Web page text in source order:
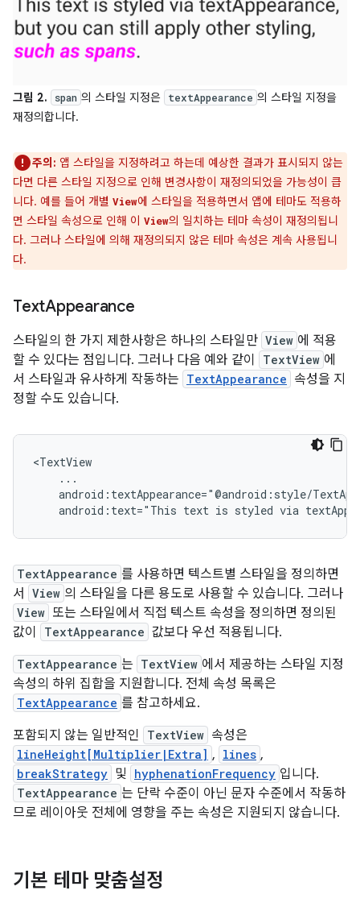
그림 2. span 의 스타일 지정은 textAppearance 의 스타일 지정을
재정의합니다.
주의: 앱 스타일을 지정하려고 하는데 예상한 결과가 표시되지 않는
다면 다른 스타일 지정으로 인해 변경사항이 재정의되었을 가능성이 큽
니다. 예를 들어 개별 View에 스타일을 적용하면서 앱에 테마도 적용하
면 스타일 속성으로 인해 이 View의 일치하는 테마 속성이 재정의됩니
다. 그러나 스타일에 의해 재정의되지 않은 테마 속성은 계속 사용됩니
다.
TextAppearance
스타일의 한 가지 제한사항은 하나의 스타일만 View 에 적용
할 수 있다는 점입니다. 그러나 다음 예와 같이
TextView 에
서 스타일과 유사하게 작동하는 TextAppearance 속성을 지
정할 수도 있습니다.
android:text="This text is styled via
TextAppearance 를 사용하면 텍스트별 스타일을 정의하면
서
View 의 스타일을 다른 용도로 사용할 수 있습니다. 그러나
View 또는 스타일에서 직접 텍스트 속성을 정의하면 정의된
값이
TextAppearance 값보다 우선 적용됩니다.
TextAppearance 는 TextView 에서 제공하는 스타일 지정
속성의 하위 집합을 지원합니다. 전체 속성 목록은
TextAppearance 를 참고하세요.
포함되지 않는 일반적인
TextView 속성은
lineHeight[Multiplier|Extra] , lines ,
breakStrategy 및 hyphenationFrequency 입니다.
TextAppearance 는 단락 수준이 아닌 문자 수준에서 작동하
므로 레이아웃 전체에 영향을 주는 속성은 지원되지 않습니다.
기본 테마 맞춤설정